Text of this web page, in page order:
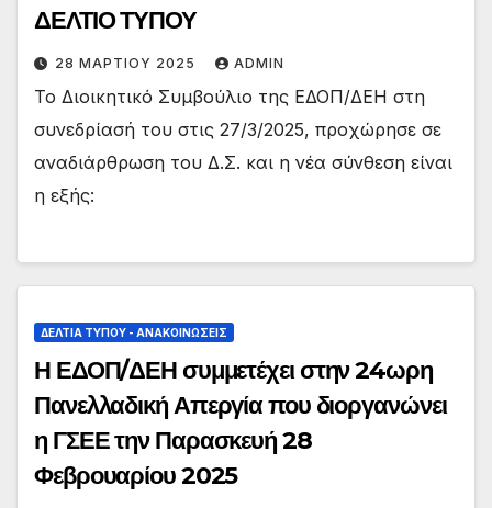
ΔΕΛΤΙΟ ΤΥΠΟΥ
28 ΜΑΡΤΊΟΥ 2025 ADMIN
Το Διοικητικό Συμβούλιο της ΕΔΟΠ/ΔΕΗ στη
συνεδρίασή του στις 27/3/2025, προχώρησε σε
αναδιάρθρωση του Δ.Σ. και η νέα σύνθεση είναι
η εξής:
ΔΕΛΤΊΑ ΤΎΠΟΥ - ΑΝΑΚΟΙΝΏΣΕΙΣ
Η ΕΔΟΠ/ΔΕΗ συμμετέχει στην 24ωρη
Πανελλαδική Απεργία που διοργανώνει
η ΓΣΕΕ την Παρασκευή 28
Φεβρουαρίου 2025